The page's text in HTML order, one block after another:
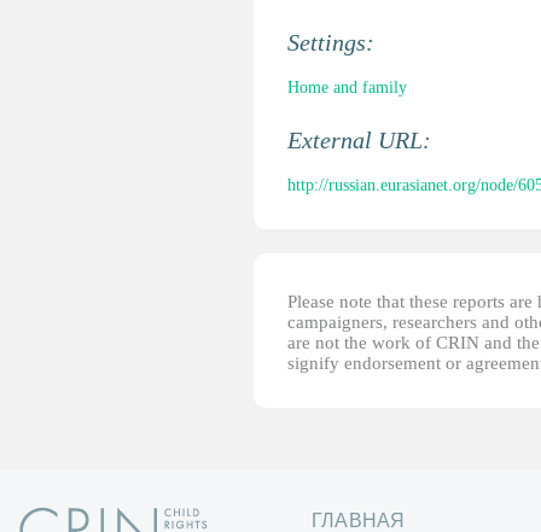
Settings:
Home and family
External URL:
http://russian.eurasianet.org/node/
Please note that these reports
campaigners, researchers and
are not the work of CRIN and
signify endorsement or
ГЛАВНАЯ